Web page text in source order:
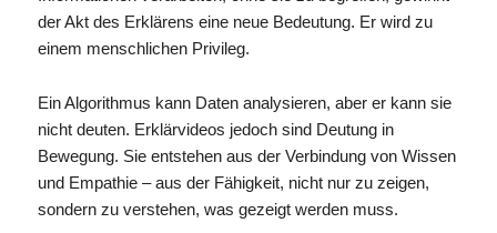
der Akt des Erklärens eine neue Bedeutung. Er wird zu
einem menschlichen Privileg.
Ein Algorithmus kann Daten analysieren, aber er kann sie
nicht deuten. Erklärvideos jedoch sind Deutung in
Bewegung. Sie entstehen aus der Verbindung von Wissen
und Empathie – aus der Fähigkeit, nicht nur zu zeigen,
sondern zu verstehen, was gezeigt werden muss.